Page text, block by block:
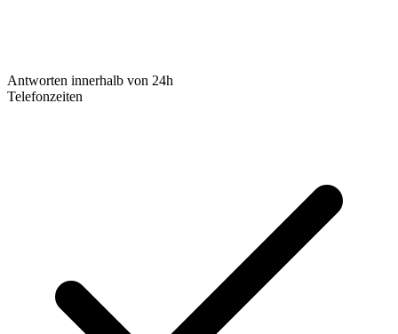
Antworten innerhalb von 24h
Telefonzeiten